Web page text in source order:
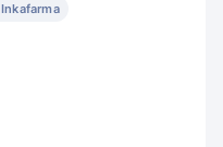
Inkafarma